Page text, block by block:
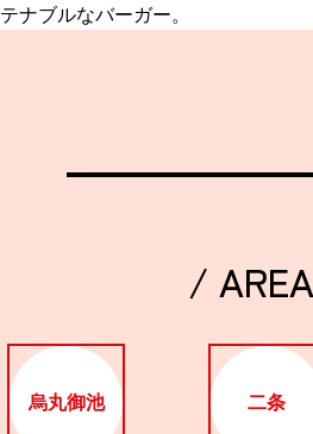
テナブルなバーガー。
/
烏丸御池 二条